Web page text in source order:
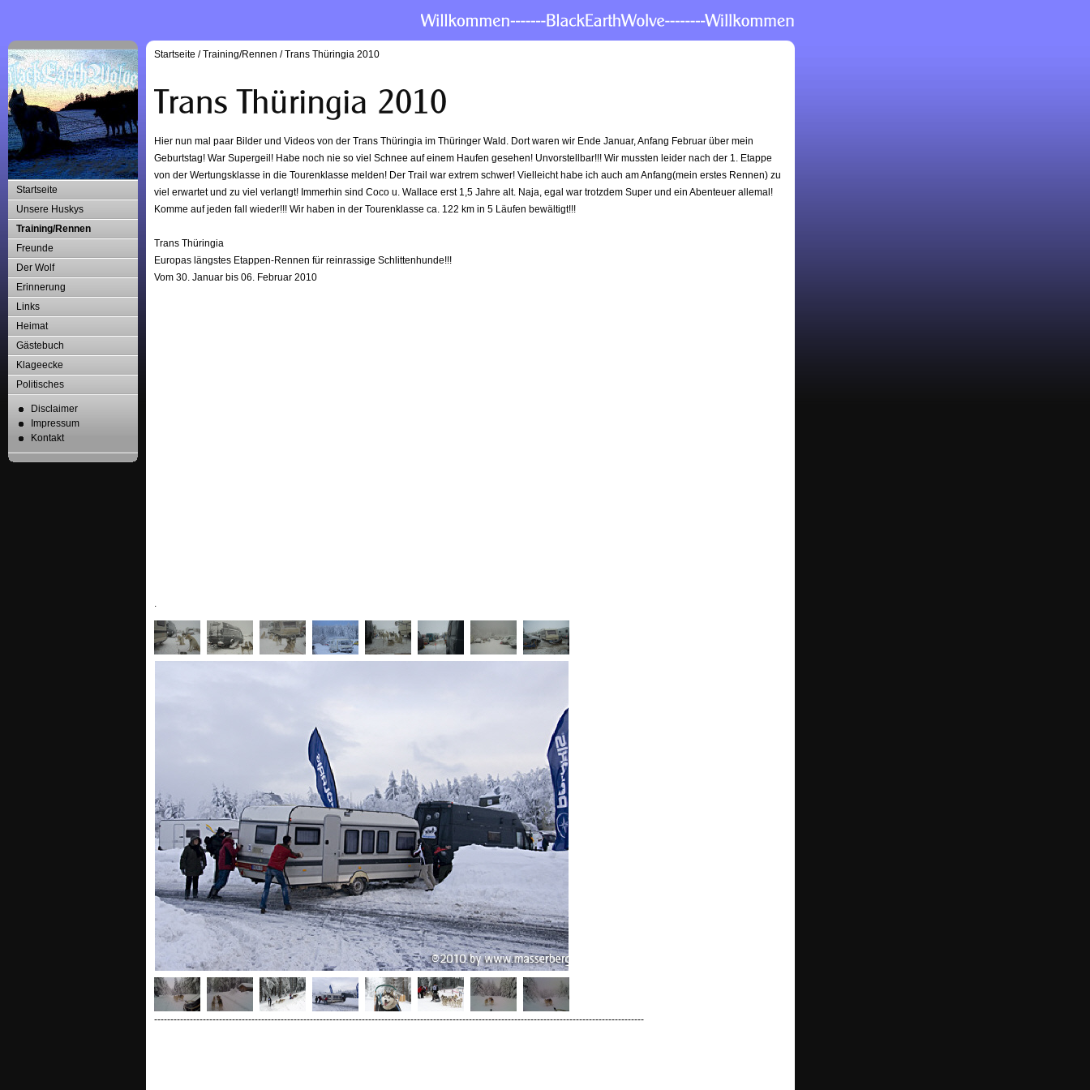
Startseite
Unsere Huskys
Training/Rennen
Freunde
Der Wolf
Erinnerung
Links
Heimat
Gästebuch
Klageecke
Politisches
Disclaimer
Impressum
Kontakt
Startseite /Training/Rennen /Trans Thüringia 2010
Hier nun mal paar Bilder und Videos von der Trans Thüringia im Thüringer Wald. Dort waren wir Ende Januar, Anfang Februar über mein
Geburtstag! War Supergeil! Habe noch nie so viel Schnee auf einem Haufen gesehen! Unvorstellbar!!! Wir mussten leider nach der 1. Etappe
von der Wertungsklasse in die Tourenklasse melden! Der Trail war extrem schwer! Vielleicht habe ich auch am Anfang(mein erstes Rennen) zu
viel erwartet und zu viel verlangt! Immerhin sind Coco u. Wallace erst 1,5 Jahre alt. Naja, egal war trotzdem Super und ein Abenteuer allemal!
Komme auf jeden fall wieder!!! Wir haben in der Tourenklasse ca. 122 km in 5 Läufen bewältigt!!!
Trans Thüringia
Europas längstes Etappen-Rennen für reinrassige Schlittenhunde!!!
Vom 30. Januar bis 06. Februar 2010
.
-------------------------------------------------------------------------------------------------------------------------------------------------------